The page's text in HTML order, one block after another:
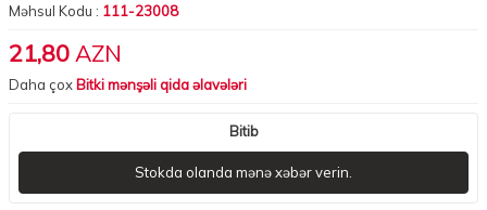
Məhsul Kodu : 111-23008
21,80 AZN
Daha çox Bitki mənşəli qida əlavələri
Bitib
Stokda olanda mənə xəbər verin.